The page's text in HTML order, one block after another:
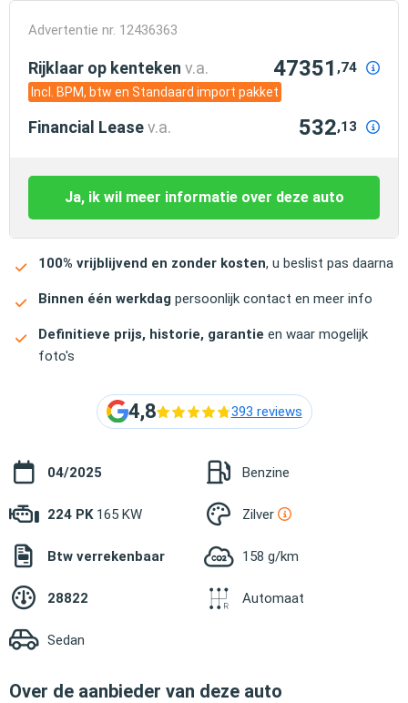
Advertentie nr. 12436363
Rijklaar op kenteken v.a. 47351 ,74
Incl. BPM, btw en Standaard import pakket
Financial Leasev.a. 532,13
Ja, ik wil meer informatie over deze auto
100% vrijblijvend en zonder kosten, u beslist pas daarna
Binnen één werkdag persoonlijk contact en meer info
Definitieve prijs, historie, garantie en waar mogelijk
foto's
4,8 393 reviews
04/2025 Benzine
224 PK 165 KW Zilver
Btw verrekenbaar 158 g/km
28822 Automaat
Sedan
Over de aanbieder van deze auto